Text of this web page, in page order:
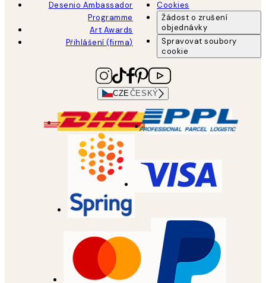
Desenio Ambassador
Programme
Art Awards
Přihlášení (firma)
Cookies
Žádost o zrušení
objednávky
Spravovat soubory
cookie
CZEČESKÝ